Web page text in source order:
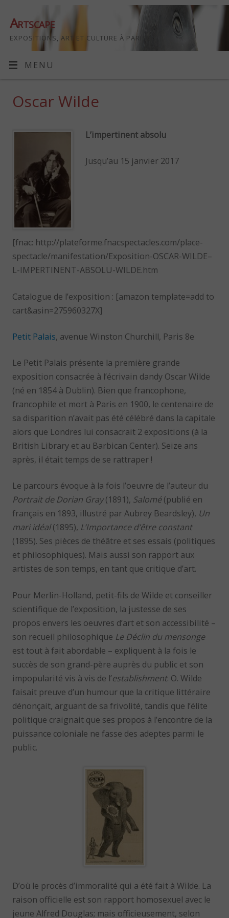
Artscape
EXPOSITIONS, ART ET CULTURE À PARIS
MENU
Oscar Wilde
L’impertinent absolu
Jusqu’au 15 janvier 2017
[fnac: http://plateforme.fnacspectacles.com/place-
spectacle/manifestation/Exposition-OSCAR-WILDE–
L-IMPERTINENT-ABSOLU-WILDE.htm
Catalogue de l’exposition : [amazon template=add to
cart&asin=275960327X]
Petit Palais, avenue Winston Churchill, Paris 8e
Le Petit Palais présente la première grande
exposition consacrée à l’écrivain dandy Oscar Wilde
(né en 1854 à Dublin). Bien que francophone,
francophile et mort à Paris en 1900, le centenaire de
sa disparition n’avait pas été célébré dans la capitale
alors que Londres lui consacrait 2 expositions (à la
British Library et au Barbican Center). Seize ans
après, il était temps de se rattraper !
Le parcours évoque à la fois l’oeuvre de l’auteur du
Portrait de Dorian Gray(1891), Salomé(publié en
français en 1893, illustré par Aubrey Beardsley), Un
mari idéal(1895), L’Importance d’être constant
(1895). Ses pièces de théâtre et ses essais (politiques
et philosophiques). Mais aussi son rapport aux
artistes de son temps, en tant que critique d’art.
Pour Merlin-Holland, petit-fils de Wilde et conseiller
scientifique de l’exposition, la justesse de ses
propos envers les oeuvres d’art et son accessibilité –
son recueil philosophique Le Déclin du mensonge
est tout à fait abordable – expliquent à la fois le
succès de son grand-père auprès du public et son
impopularité vis à vis de l’establishment. O. Wilde
faisait preuve d’un humour que la critique littéraire
dénonçait, arguant de sa frivolité, tandis que l’élite
politique craignait que ses propos à l’encontre de la
puissance coloniale ne fasse des adeptes parmi le
public.
D’où le procès d’immoralité qui a été fait à Wilde. La
raison officielle est son rapport homosexuel avec le
jeune Alfred Douglas; mais officieusement, selon